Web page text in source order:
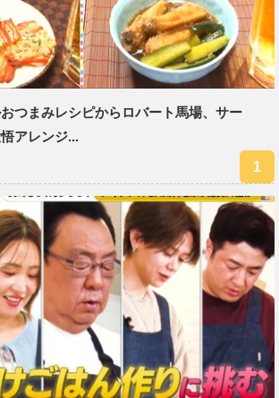
つまみレシピからロバート馬場、サー
アレンジ...